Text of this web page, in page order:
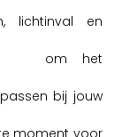
lichtinval en
om het
bij jouw
moment voor